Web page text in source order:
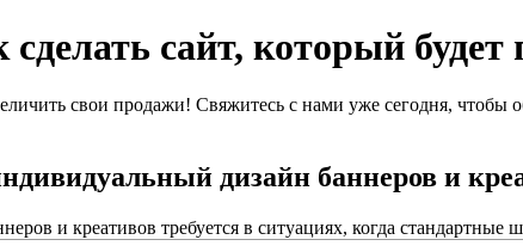
сайт, который будет
свои продажи! Свяжитесь с нами уже сегодня, чтобы
дизайн баннеров и
и креативов требуется в ситуациях, когда